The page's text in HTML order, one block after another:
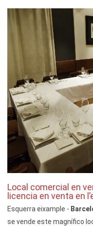
Local comercial en
licencia en venta en
Esquerra eixample -
se vende este magnífico